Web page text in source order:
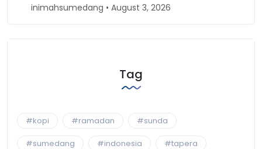
• August 3, 2026
Tag
#kopi #ramadan #sunda
#sumedang #indonesia #tapera